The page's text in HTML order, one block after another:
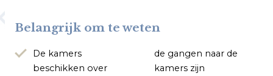
Belangrijk om te weten
De kamers
beschikken over
de gangen naar de
kamers zijn